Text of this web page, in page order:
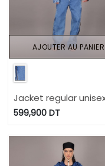
Jacket regular
Modular - TUNIS
599,900DT
AJOUTER AU PANIER